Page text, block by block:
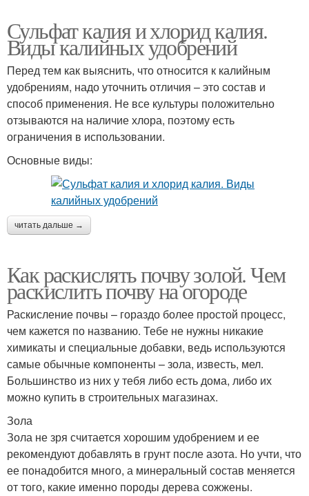
Сульфат калия и хлорид калия.
Виды калийных удобрений
Перед тем как выяснить, что относится к калийным
удобрениям, надо уточнить отличия – это состав и
способ применения. Не все культуры положительно
отзываются на наличие хлора, поэтому есть
ограничения в использовании.
Основные виды:
читать дальше →
Как раскислять почву золой. Чем
раскислить почву на огороде
Раскисление почвы – гораздо более простой процесс,
чем кажется по названию. Тебе не нужны никакие
химикаты и специальные добавки, ведь используются
самые обычные компоненты – зола, известь, мел.
Большинство из них у тебя либо есть дома, либо их
можно купить в строительных магазинах.
Зола
Зола не зря считается хорошим удобрением и ее
рекомендуют добавлять в грунт после азота. Но учти, что
ее понадобится много, а минеральный состав меняется
от того, какие именно породы дерева сожжены.